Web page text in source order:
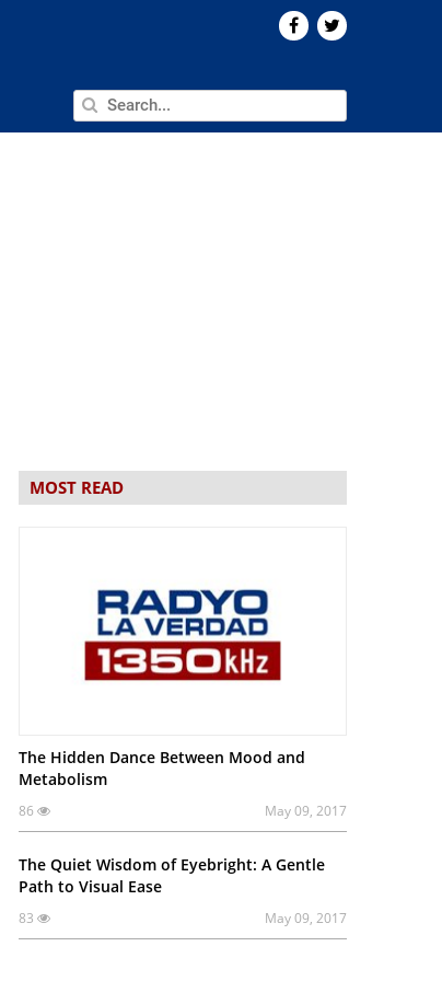
MOST READ
The Hidden Dance Between Mood and
Metabolism
86 May 09, 2017
The Quiet Wisdom of Eyebright: A Gentle
Path to Visual Ease
83 May 09, 2017